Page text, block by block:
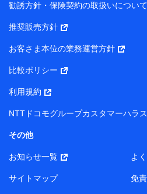
勧誘方針・保険契約の取扱いについて
推奨販売方針
お客さま本位の業務運営方針
比較ポリシー
利用規約
NTTドコモグループカスタマーハラ
その他
お知らせ一覧 よ
サイトマップ 免